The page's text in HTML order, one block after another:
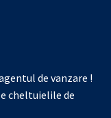
de vanzare !
cheltuielile de